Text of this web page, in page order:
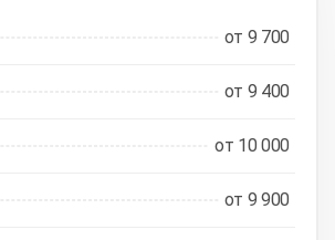
от 9 700
от 9 400
от 10 000
от 9 900